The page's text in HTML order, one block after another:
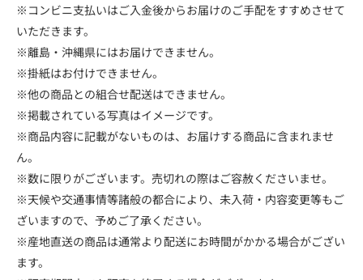
※コンビニ支払いはご入金後からお届けのご手配をすすめさせて
いただきます。
※離島・沖縄県にはお届けできません。
※掛紙はお付けできません。
※他の商品との組合せ配送はできません。
※掲載されている写真はイメージです。
※商品内容に記載がないものは、お届けする商品に含まれませ
ん。
※数に限りがございます。売切れの際はご容赦くださいませ。
※天候や交通事情等諸般の都合により、未入荷・内容変更等もご
ざいますので、予めご了承ください。
※産地直送の商品は通常より配送にお時間がかかる場合がござい
ます。